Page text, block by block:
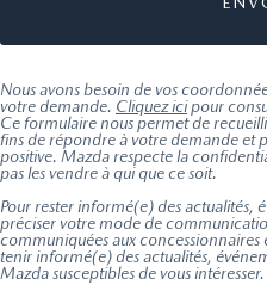
Nous avons besoin de vos
votre demande. Cliquez icipour
Ce formulaire nous permet de
fins de répondre à votre demande et
positive. Mazda respecte la
pas les vendre à qui que ce soit.
Pour rester informé(e) des actualités,
préciser votre mode de
communiquées aux concessionnaires
tenir informé(e) des actualités,
Mazda susceptibles de vous intéresser.